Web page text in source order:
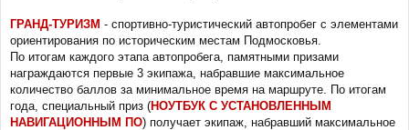
ГРАНД-ТУРИЗМ - спортивно-туристический автопробег с элементами
ориентирования по историческим местам Подмосковья.
По итогам каждого этапа автопробега, памятными призами
награждаются первые 3 экипажа, набравшие максимальное
количество баллов за минимальное время на маршруте. По итогам
года, специальный приз (НОУТБУК С УСТАНОВЛЕННЫМ
НАВИГАЦИОННЫМ ПО) получает экипаж, набравший максимальное